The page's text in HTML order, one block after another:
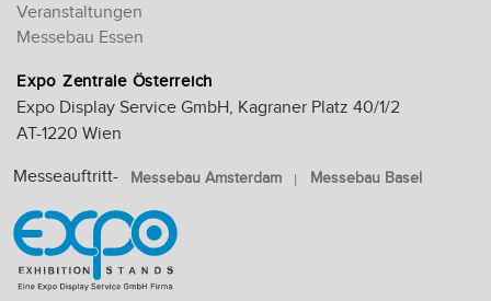
Veranstaltungen
Messebau Essen
Expo Zentrale Österreich
Expo Display Service GmbH, Kagraner Platz 40/1/2
AT-1220 Wien
Messeauftritt- Messebau Amsterdam Messebau Basel